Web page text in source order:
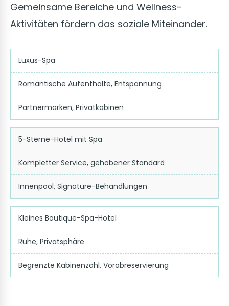
Gemeinsame Bereiche und Wellness-
Aktivitäten fördern das soziale Miteinander.
Luxus-Spa
Romantische Aufenthalte, Entspannung
Partnermarken, Privatkabinen
5-Sterne-Hotel mit Spa
Kompletter Service, gehobener Standard
Innenpool, Signature-Behandlungen
Kleines Boutique-Spa-Hotel
Ruhe, Privatsphäre
Begrenzte Kabinenzahl, Vorabreservierung